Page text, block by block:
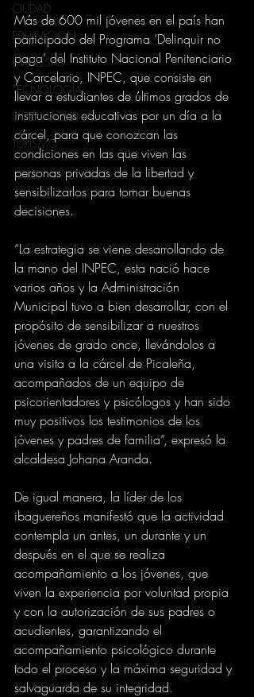
CIUDAD
EDUCACION
EMPRESAS
TECNOLOGIA
INTERNACIONAL
TURISMO
Más de 600 mil jóvenes en el país han
participado del Programa ‘Delinquir no
paga’ del Instituto Nacional Penitenciario
y Carcelario, INPEC, que consiste en
llevar a estudiantes de últimos grados de
instituciones educativas por un día a la
cárcel, para que conozcan las
condiciones en las que viven las
personas privadas de la libertad y
sensibilizarlos para tomar buenas
decisiones.
“La estrategia se viene desarrollando de
la mano del INPEC, esta nació hace
varios años y la Administración
Municipal tuvo a bien desarrollar, con el
propósito de sensibilizar a nuestros
jóvenes de grado once, llevándolos a
una visita a la cárcel de Picaleña,
acompañados de un equipo de
psicorientadores y psicólogos y han sido
muy positivos los testimonios de los
jóvenes y padres de familia”, expresó la
alcaldesa Johana Aranda.
De igual manera, la líder de los
ibaguereños manifestó que la actividad
contempla un antes, un durante y un
después en el que se realiza
acompañamiento a los jóvenes, que
viven la experiencia por voluntad propia
y con la autorización de sus padres o
acudientes, garantizando el
acompañamiento psicológico durante
todo el proceso y la máxima seguridad y
salvaguarda de su integridad.